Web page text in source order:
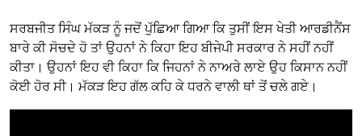
ਸਰਬਜੀਤ ਸਿੰਘ ਮੱਕੜ ਨੂੰ ਜਦੋਂ ਪੁੱਛਿਆ ਗਿਆ ਕਿ ਤੁਸੀਂ ਇਸ ਖੇਤੀ ਆਰਡੀਨੈਂਸ
ਬਾਰੇ ਕੀ ਸੋਚਦੇ ਹੋ ਤਾਂ ਉਹਨਾਂ ਨੇ ਕਿਹਾ ਇਹ ਬੀਜੇਪੀ ਸਰਕਾਰ ਨੇ ਸਹੀਂ ਨਹੀਂ
ਕੀਤਾ। ਉਹਨਾਂ ਇਹ ਵੀ ਕਿਹਾ ਕਿ ਜਿਹਨਾਂ ਨੇ ਨਾਅਰੇ ਲਾਏ ਉਹ ਕਿਸਾਨ ਨਹੀਂ
ਕੋਈ ਹੋਰ ਸੀ। ਮੱਕੜ ਇਹ ਗੱਲ ਕਹਿ ਕੇ ਧਰਨੇ ਵਾਲੀ ਥਾਂ ਤੋਂ ਚਲੇ ਗਏ।